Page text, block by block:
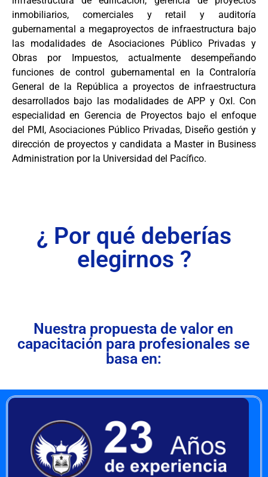
inmobiliarios, comerciales y retail y auditoría
gubernamental a megaproyectos de infraestructura bajo
las modalidades de Asociaciones Público Privadas y
Obras por Impuestos, actualmente desempeñando
funciones de control gubernamental en la Contraloría
General de la República a proyectos de infraestructura
desarrollados bajo las modalidades de APP y OxI. Con
especialidad en Gerencia de Proyectos bajo el enfoque
del PMI, Asociaciones Público Privadas, Diseño gestión y
dirección de proyectos y candidata a Master in Business
Administration por la Universidad del Pacífico.
¿ Por qué deberías
elegirnos ?
Nuestra propuesta de valor en
capacitación para profesionales se
basa en: